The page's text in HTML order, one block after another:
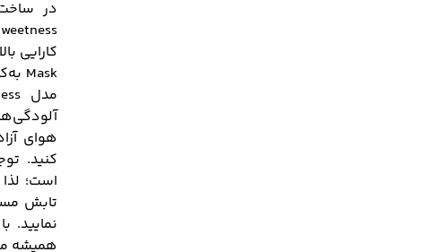
هوای
کنید.
تابش
نمایید.
همیشه